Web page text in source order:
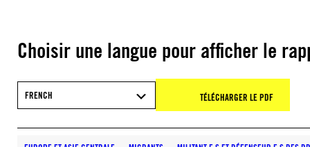
Choisir une langue pour afficher le
FRENCH TÉLÉCHARGER LE PDF